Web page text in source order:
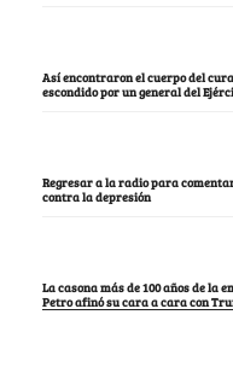
Así encontraron el cuerpo del
escondido por un general del
Regresar a la radio para
contra la depresión
La casona más de 100 años de la
Petro afinó su cara a cara con